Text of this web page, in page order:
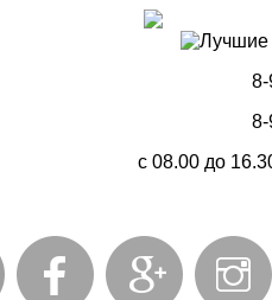
8-
8-
с 08.00 до